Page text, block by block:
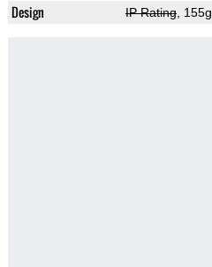
Design IP Rating, 155g